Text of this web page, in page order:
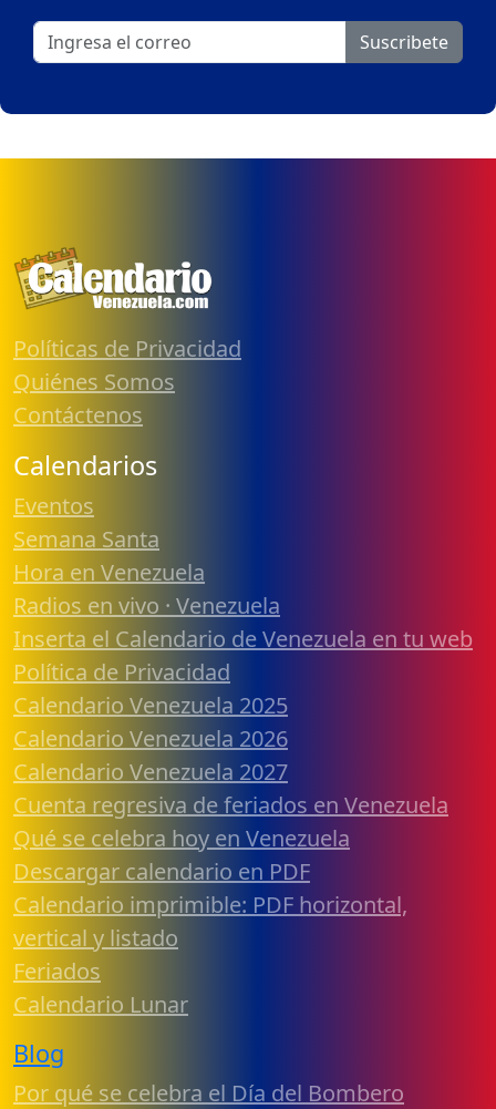
Suscribete
Políticas de Privacidad
Quiénes Somos
Contáctenos
Calendarios
Eventos
Semana Santa
Hora en Venezuela
Radios en vivo · Venezuela
Inserta el Calendario de Venezuela en tu web
Política de Privacidad
Calendario Venezuela 2025
Calendario Venezuela 2026
Calendario Venezuela 2027
Cuenta regresiva de feriados en Venezuela
Qué se celebra hoy en Venezuela
Descargar calendario en PDF
Calendario imprimible: PDF horizontal,
vertical y listado
Feriados
Calendario Lunar
Blog
Por qué se celebra el Día del Bombero